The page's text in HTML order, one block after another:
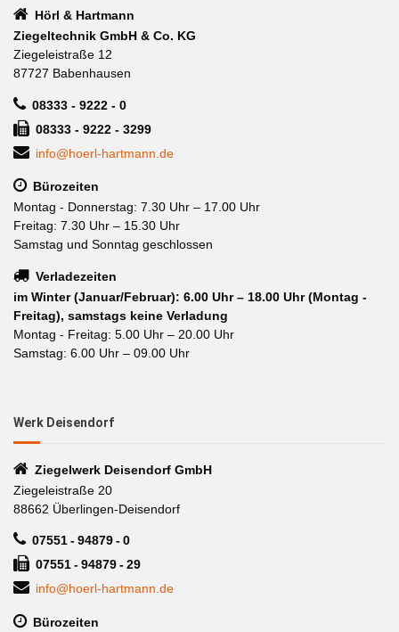
Hörl & Hartmann
Ziegeltechnik GmbH & Co. KG
Ziegeleistraße 12
87727 Babenhausen
08333 - 9222 - 0
08333 - 9222 - 3299
info@hoerl-hartmann.de
Bürozeiten
Montag - Donnerstag: 7.30 Uhr – 17.00 Uhr
Freitag: 7.30 Uhr – 15.30 Uhr
Samstag und Sonntag geschlossen
Verladezeiten
im Winter (Januar/Februar): 6.00 Uhr – 18.00 Uhr (Montag -
Freitag), samstags keine Verladung
Montag - Freitag: 5.00 Uhr – 20.00 Uhr
Samstag: 6.00 Uhr – 09.00 Uhr
Werk Deisendorf
Ziegelwerk Deisendorf GmbH
Ziegeleistraße 20
88662 Überlingen-Deisendorf
07551 - 94879 - 0
07551 - 94879 - 29
info@hoerl-hartmann.de
Bürozeiten